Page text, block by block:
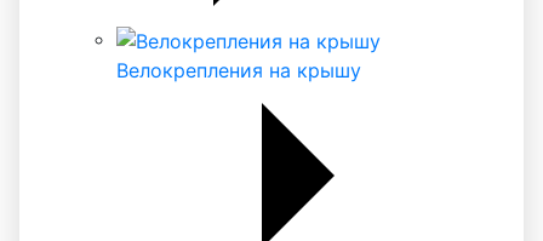
Велокрепления на крышу